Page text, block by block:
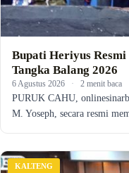
Bupati Heriyus
Tangka Balang 2026
6 Agustus 2026 · 2 menit baca
PURUK CAHU,
M. Yoseph, secara resmi
KALTENG